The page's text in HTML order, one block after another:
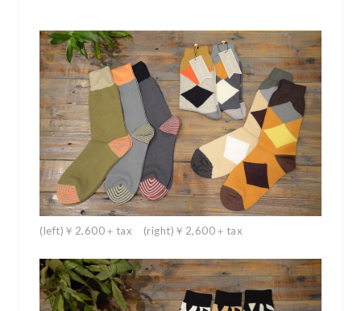
(left)￥2,600＋tax (right)￥2,600＋tax